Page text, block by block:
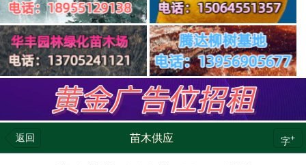
返回 苗木供应 字+